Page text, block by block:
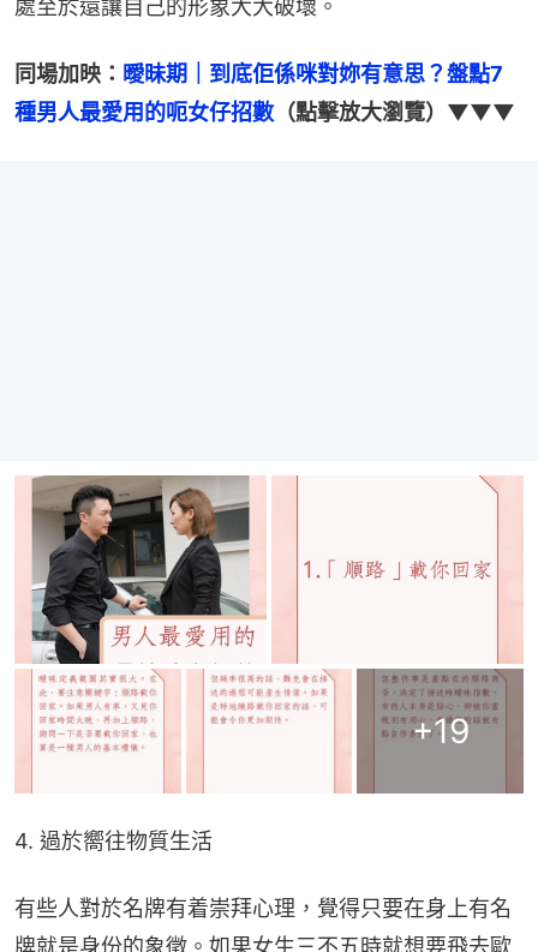
處至於還讓自己的形象大大破壞。
同場加映： 曖昧期｜到底佢係咪對妳有意思？盤點7
種男人最愛用的呃女仔招數 （點擊放大瀏覽）▼▼▼
+19
4. 過於嚮往物質生活
有些人對於名牌有着崇拜心理，覺得只要在身上有名